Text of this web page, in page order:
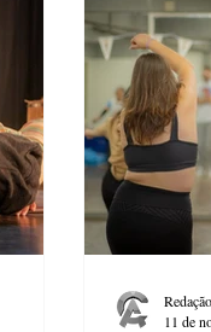
Redação
11 de